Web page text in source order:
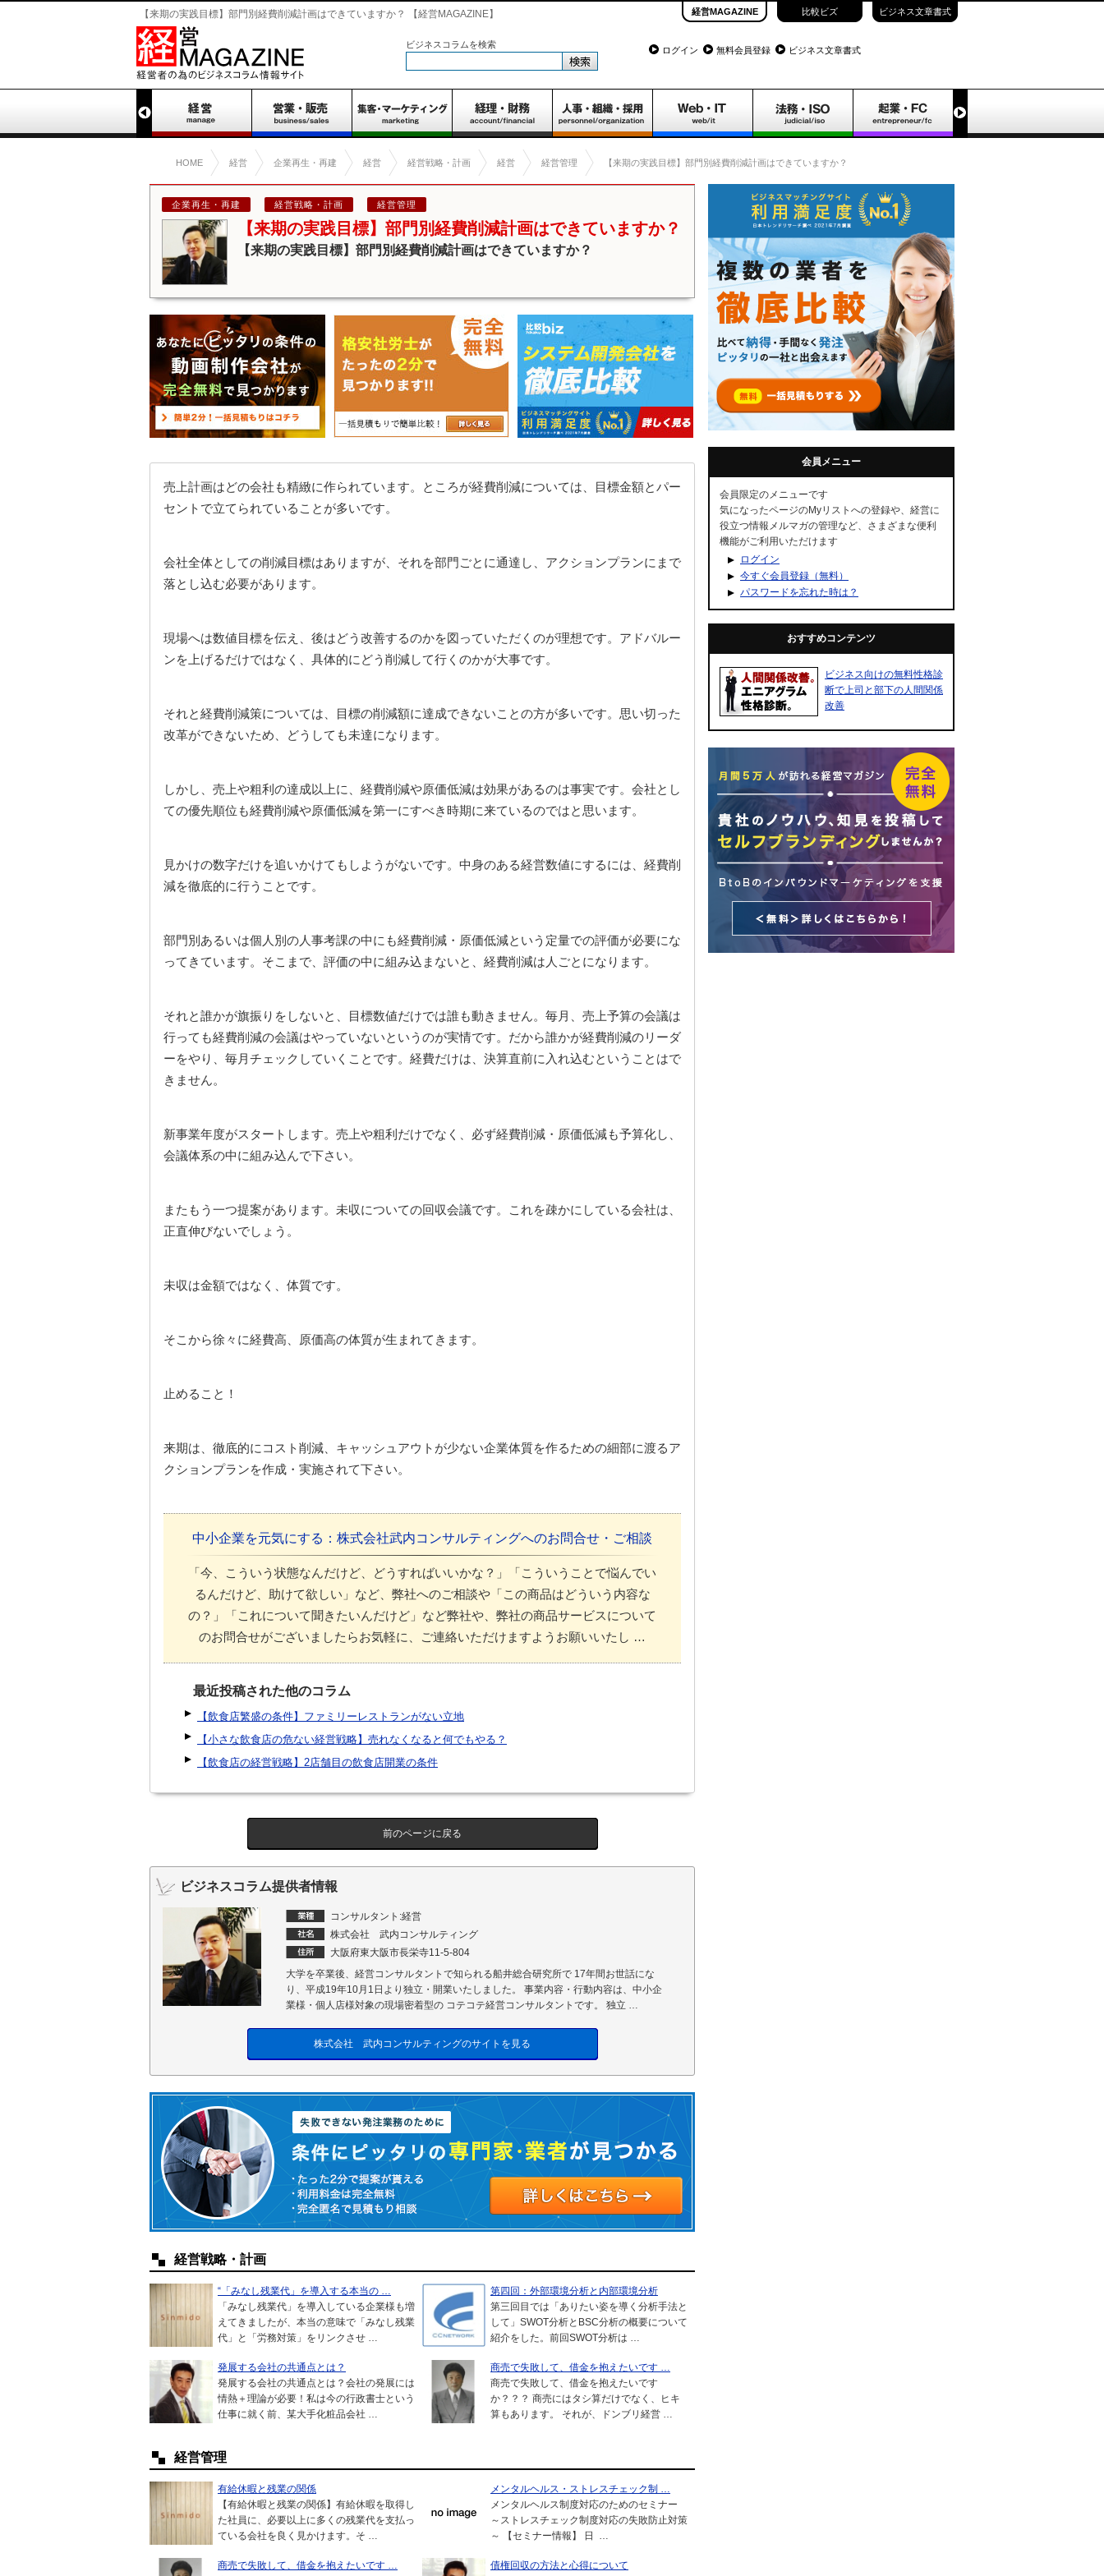
経営MAGAZINE 比較ビズ ビジネス文章書式
【来期の実践目標】部門別経費削減計画はできていますか？ 【経営MAGAZINE】
ビジネスコラムを検索
ログイン 無料会員登録 ビジネス文章書式
HOME 経営 企業再生・再建 経営 経営戦略・計画 経営 経営管理 【来期の実践目標】部門別経費削減計画はできていますか？
企業再生・再建 経営戦略・計画 経営管理
【来期の実践目標】部門別経費削減計画はできていますか？
【来期の実践目標】部門別経費削減計画はできていますか？
売上計画はどの会社も精緻に作られています。ところが経費削減については、目標金額とパー
セントで立てられていることが多いです。
会社全体としての削減目標はありますが、それを部門ごとに通達し、アクションプランにまで
落とし込む必要があります。
現場へは数値目標を伝え、後はどう改善するのかを図っていただくのが理想です。アドバルー
ンを上げるだけではなく、具体的にどう削減して行くのかが大事です。
それと経費削減策については、目標の削減額に達成できないことの方が多いです。思い切った
改革ができないため、どうしても未達になります。
しかし、売上や粗利の達成以上に、経費削減や原価低減は効果があるのは事実です。会社とし
ての優先順位も経費削減や原価低減を第一にすべき時期に来ているのではと思います。
見かけの数字だけを追いかけてもしようがないです。中身のある経営数値にするには、経費削
減を徹底的に行うことです。
部門別あるいは個人別の人事考課の中にも経費削減・原価低減という定量での評価が必要にな
ってきています。そこまで、評価の中に組み込まないと、経費削減は人ごとになります。
それと誰かが旗振りをしないと、目標数値だけでは誰も動きません。毎月、売上予算の会議は
行っても経費削減の会議はやっていないというのが実情です。だから誰かが経費削減のリーダ
ーをやり、毎月チェックしていくことです。経費だけは、決算直前に入れ込むということはで
きません。
新事業年度がスタートします。売上や粗利だけでなく、必ず経費削減・原価低減も予算化し、
会議体系の中に組み込んで下さい。
またもう一つ提案があります。未収についての回収会議です。これを疎かにしている会社は、
正直伸びないでしょう。
未収は金額ではなく、体質です。
そこから徐々に経費高、原価高の体質が生まれてきます。
止めること！
来期は、徹底的にコスト削減、キャッシュアウトが少ない企業体質を作るための細部に渡るア
クションプランを作成・実施されて下さい。
中小企業を元気にする：株式会社武内コンサルティングへのお問合せ・ご相談
「今、こういう状態なんだけど、どうすればいいかな？」「こういうことで悩んでい
るんだけど、助けて欲しい」など、弊社へのご相談や「この商品はどういう内容な
の？」「これについて聞きたいんだけど」など弊社や、弊社の商品サービスについて
のお問合せがございましたらお気軽に、ご連絡いただけますようお願いいたし …
最近投稿された他のコラム
【飲食店繁盛の条件】ファミリーレストランがない立地
【小さな飲食店の危ない経営戦略】売れなくなると何でもやる？
【飲食店の経営戦略】2店舗目の飲食店開業の条件
前のページに戻る
ビジネスコラム提供者情報
コンサルタント:経営
株式会社 武内コンサルティング
大阪府東大阪市長栄寺11-5-804
大学を卒業後、経営コンサルタントで知られる船井総合研究所で 17年間お世話にな
り、平成19年10月1日より独立・開業いたしました。 事業内容・行動内容は、中小企
業様・個人店様対象の現場密着型の コテコテ経営コンサルタントです。 独立 …
株式会社 武内コンサルティングのサイトを見る
経営戦略・計画
“「みなし残業代」を導入する本当の …
「みなし残業代」を導入している企業様も増
えてきましたが、本当の意味で「みなし残業
代」と「労務対策」をリンクさせ …
第四回：外部環境分析と内部環境分析
第三回目では「ありたい姿を導く分析手法と
して」SWOT分析とBSC分析の概要について
紹介をした。前回SWOT分析は …
発展する会社の共通点とは？
発展する会社の共通点とは？会社の発展には
情熱＋理論が必要！私は今の行政書士という
仕事に就く前、某大手化粧品会社 …
商売で失敗して、借金を抱えたいです …
商売で失敗して、借金を抱えたいです
か？？？ 商売にはタシ算だけでなく、ヒキ
算もあります。 それが、ドンブリ経営 …
経営管理
有給休暇と残業の関係
【有給休暇と残業の関係】有給休暇を取得し
た社員に、必要以上に多くの残業代を支払っ
ている会社を良く見かけます。そ …
メンタルヘルス・ストレスチェック制 …
メンタルヘルス制度対応のためのセミナー
～ストレスチェック制度対応の失敗防止対策
～ 【セミナー情報】 日 …
商売で失敗して、借金を抱えたいです …
債権回収の方法と心得について
会員メニュー
会員限定のメニューです
気になったページのMyリストへの登録や、経営に
役立つ情報メルマガの管理など、さまざまな便利
機能がご利用いただけます
ログイン
今すぐ会員登録（無料）
パスワードを忘れた時は？
おすすめコンテンツ
ビジネス向けの無料性格診
断で上司と部下の人間関係
改善